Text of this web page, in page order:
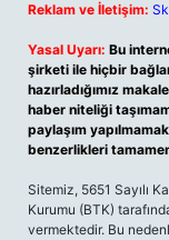
Reklam ve İletişim:
Yasal Uyarı: Bu
şirketi ile hiçbir
hazırladığımız
haber niteliği
paylaşım
benzerlikleri
Sitemiz, 5651 Sayılı
Kurumu (BTK)
vermektedir. Bu